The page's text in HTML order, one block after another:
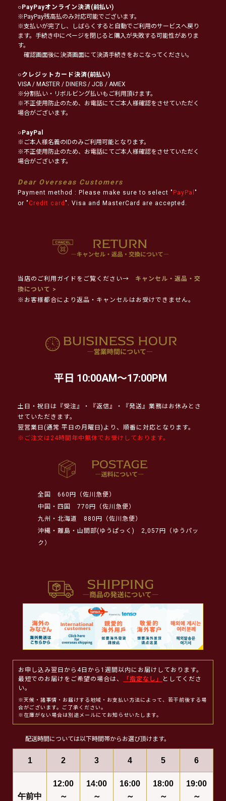
○PayPayオンライン決済(前払い)
※PayPay残高払のみ対応可能でございます。
※支払いが完了し、しばらくすると自動でご利用のサービスへ戻り
ます。手続き中にページを閉じると購入が失敗する可能性がありま
す。
確認画面後に決済画面にて決済手続きをおこなってください。
○クレジットカード決済(前払い)
VISA / MASTER / DINERS / JCB / AMEX
※分割払い・リボルビング払いもご利用頂けます。
※不正使用防止のため、お電話にてご本人様確認をさせていただく
場合がございます。
○PayPal
※ご本人様名義のIDのみご利用可能となります。
※不正使用防止のため、お電話にてご本人様確認をさせていただく
場合がございます。
Dear Overseas Customers
Payment method : Please make sure to select " PayPal "
or " Credit card ". Visa and MasterCard are accepted.
当店のご利用ガイドをご覧ください→
キャンセル・返品・交
換について >
※お客様都合により返品・キャンセルはお受けできません。
平日 10:00AM～17:00PM
土日・祝日は『受注』・『返信』・『発送』業務はお休みとさ
せていただきます。
翌営業日(通常 平日の月曜日)より、順番に対応となります。
※ご注文は24時間年中無休でお受けしております。
全国
660円（佐川急便）
中国・四国
770円（佐川急便）
九州・北海道
880円（佐川急便）
沖縄・離島・山間部(ゆうぱっく)
2,057円（ゆうパッ
ク）
お申し込み翌日から4日から1週間以内にお届けしております。
最短でのお届けをご希望の場合は、
「指定なし」
としてくださ
い。
※天候・諸事情・お届けする地域・お支払い方法によって、若干前後する場
合がございます。ご了承ください。
※在庫がない場合は別途メールにてお知らせいたします。
配送時間については以下時間帯からお選び頂けます。
1 2 3 4 5 6
午前中
12:00
～
14:00
～
16:00
～
18:00
～
19:00
～